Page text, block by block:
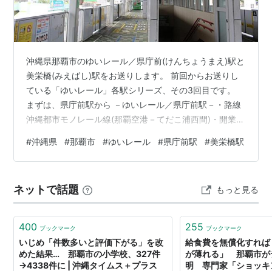
*2: 2013年2月28日現在
沖縄県那覇市のゆいレール／県庁前(けんちょうまえ)駅と
美栄橋(みえばし)駅をお送りします。 前回からお送りし
ている「ゆいレール」各駅シリーズ、その3回目です。
まずは、県庁前駅から －ゆいレール／県庁前駅－・路線
沖縄都市モノレール線(那覇空港－てだこ浦西間)・開業
日あたり平均乗車人員 5,632人／日 (2025年)・近隣の都
市駅 (那覇空港方面) 那覇空港駅⇒6駅 (てだこ浦西方面)
間34分 大阪駅から：4時間12分 ※AM9:00発での最短時
間・駅規模ランク …
#沖縄県 #那覇市 #ゆいレール #県庁前駅 #美栄橋駅
ネットで話題 もっと見る
400 ブックマーク
いじめ「件数多いと評価下がる」を改
めた結果… 那覇市の小学校、327件
→4338件に | 沖縄タイムス＋プラス
255 ブックマーク
給食費を無償化すれ
が薄れる」 那覇市が
明 専門家「ショッキ